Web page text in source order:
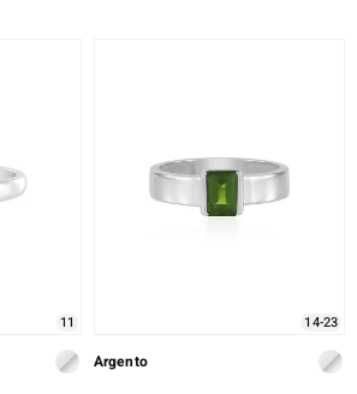
11 14-23
Argento